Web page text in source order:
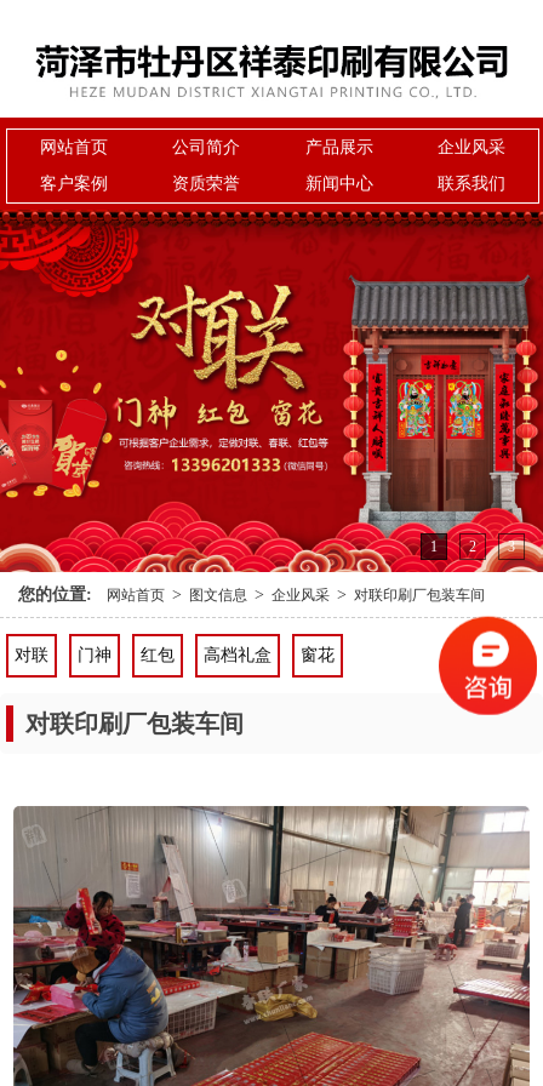
网站首页 公司简介 产品展示
企业风采
客户案例
资质荣誉 新闻中心 联系我们
1 2 3
您的位置: 网站首页 > 图文信息 > 企业风采 > 对联印刷厂包装车间
对联 门神 红包 高档礼盒 窗花
对联印刷厂包装车间